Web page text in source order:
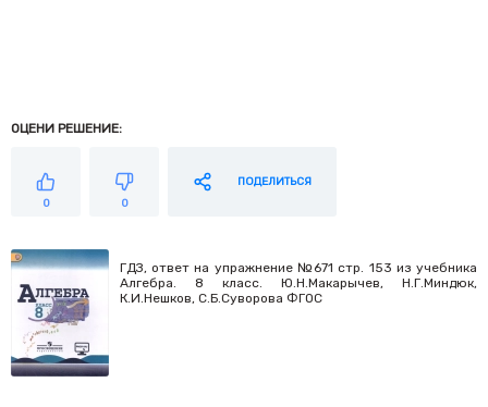
ОЦЕНИ РЕШЕНИЕ:
0 0
ПОДЕЛИТЬСЯ
ГДЗ, ответ на упражнение №671 стр. 153 из учебника
Алгебра. 8 класс. Ю.Н.Макарычев, Н.Г.Миндюк,
К.И.Нешков, С.Б.Суворова ФГОС